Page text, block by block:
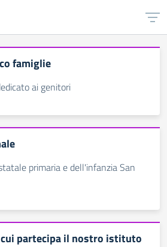
famiglie
ai genitori
primaria e dell'infanzia San
cui partecipa il nostro istituto